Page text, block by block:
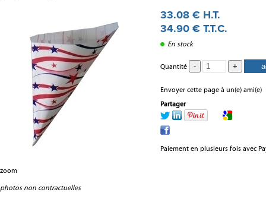
zoom
photos non contractuelles
33.08 € H.T.
34.90 € T.T.C.
En stock
Quantité
Envoyer cette page à un(e) ami(e)
Partager
Paiement en plusieurs fois avec